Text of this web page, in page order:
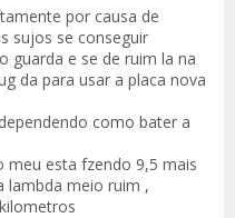
por causa de
sujos se conseguir
guarda e se de ruim la na
da para usar a placa nova
como bater a
esta fzendo 9,5 mais
lambda meio ruim ,